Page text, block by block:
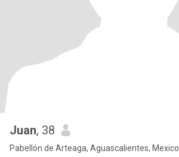
Juan, 38
Pabellón de Arteaga, Aguascalientes, Mexico